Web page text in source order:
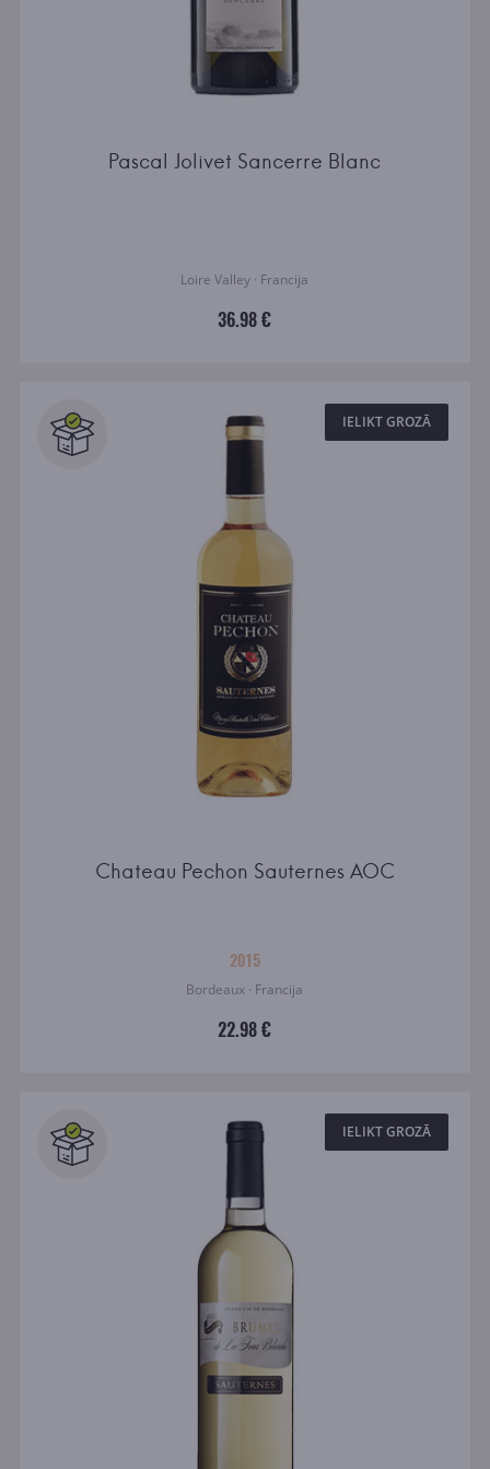
Pascal Jolivet Sancerre Blanc
Loire Valley · Francija
36.98 €
IELIKT GROZĀ
Chateau Pechon Sauternes AOC
2015
Bordeaux · Francija
22.98 €
IELIKT GROZĀ